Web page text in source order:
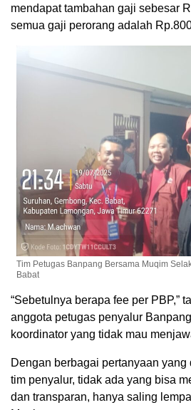
mendapat tambahan gaji sebesar
semua gaji perorang adalah
Tim Petugas Banpang Bersama Muqim
Babat
“Sebetulnya berapa fee per PBP,”
anggota petugas penyalur
koordinator yang tidak mau
Dengan berbagai pertanyaan
tim penyalur, tidak ada yang bisa
dan transparan, hanya saling